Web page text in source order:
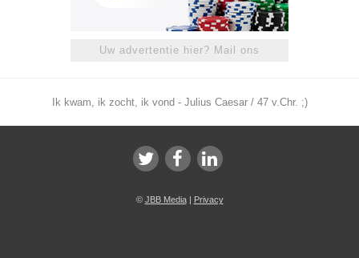
Uw advertentie hier? Mail ons
Ik kwam, ik zocht, ik vond - Julius Caesar / 47 v.Chr. ;)
© JBB Media| Privacy